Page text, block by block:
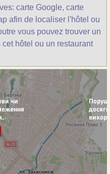
carte Google, carte
afin de localiser l'hôtel ou
vous pouvez trouver un
hôtel ou un restaurant